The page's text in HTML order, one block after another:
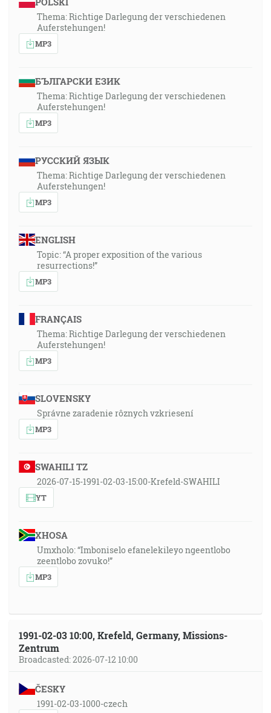
Thema: Richtige Darlegung der verschiedenen
Auferstehungen!
MP3
БЪЛГАРСКИ ЕЗИК
Thema: Richtige Darlegung der verschiedenen
Auferstehungen!
MP3
РУССКИЙ ЯЗЫК
Thema: Richtige Darlegung der verschiedenen
Auferstehungen!
MP3
ENGLISH
Topic: “A proper exposition of the various
resurrections!”
MP3
FRANÇAIS
Thema: Richtige Darlegung der verschiedenen
Auferstehungen!
MP3
SLOVENSKY
Správne zaradenie rôznych vzkriesení
MP3
SWAHILI TZ
2026-07-15-1991-02-03-15:00-Krefeld-SWAHILI
YT
XHOSA
Umxholo: “Imboniselo efanelekileyo ngeentlobo
zeentlobo zovuko!”
MP3
1991-02-03 10:00, Krefeld, Germany, Missions-
Zentrum
Broadcasted: 2026-07-12 10:00
ČESKY
1991-02-03-1000-czech